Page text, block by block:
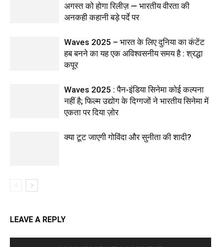
अगस्त को होगा रिलीज़ — भारतीय वीरता की
अनकही कहानी बड़े पर्दे पर
Waves 2025 – भारत के लिए दुनिया का कंटेंट
हब बनने का यह एक अविश्वसनीय समय है : श्रद्धा
कपूर
Waves 2025 : पैन-इंडिया सिनेमा कोई कल्पना
नहीं है; फिल्म उद्योग के दिग्गजों ने भारतीय सिनेमा में
एकता पर दिया ज़ोर
क्या टूट जाएगी गोविंदा और सुनीता की शादी?
LEAVE A REPLY